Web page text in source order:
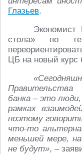
Глазьев.
Экономист
стола» по
ЦБ на новый курс
Правительства
банка – это
рамках
поэтому
что-то
меньшей мере,
не будут», –